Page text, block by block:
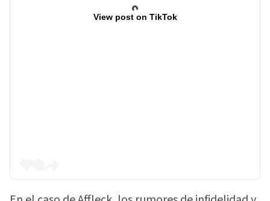
View post on TikTok